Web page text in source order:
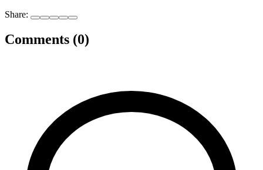
Share:
Comments (0)